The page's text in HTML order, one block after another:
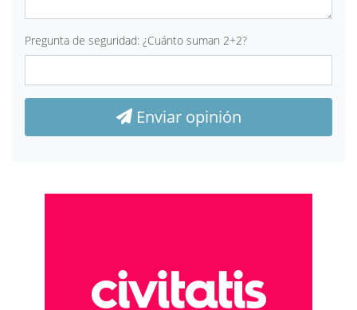
Pregunta de seguridad: ¿Cuánto suman 2+2?
Enviar opinión